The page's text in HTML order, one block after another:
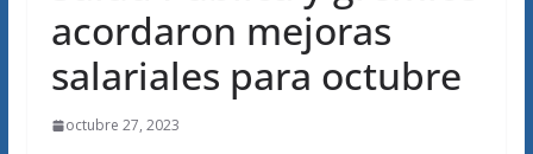
acordaron mejoras
salariales para octubre
octubre 27, 2023